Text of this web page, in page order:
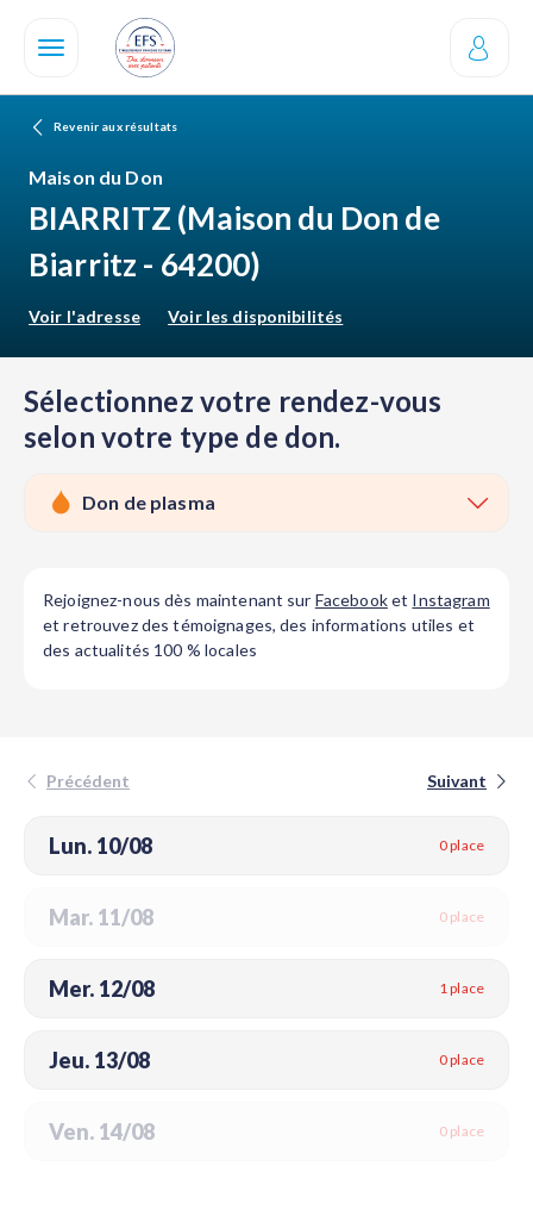
contenu
Revenir aux résultats
Maison du Don
BIARRITZ (Maison du Don de
Biarritz - 64200)
Voir l'adresse Voir les disponibilités
Sélectionnez votre rendez-vous
selon votre type de don.
Don de plasma
Rejoignez-nous dès maintenant sur Facebooket Instagram
et retrouvez des témoignages, des informations utiles et
des actualités 100 % locales
Lun. 10/08 0 place
Mar. 11/08 0 place
Mer. 12/08 1 place
Jeu. 13/08 0 place
Ven. 14/08 0 place
Précédent Suivant